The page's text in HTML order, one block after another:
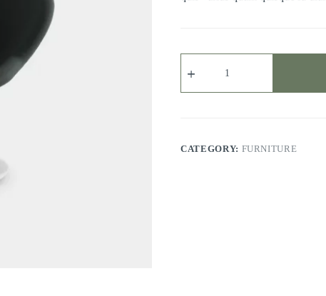
Purus
CATEGORY: FURNITURE